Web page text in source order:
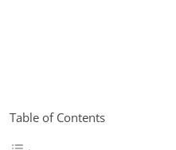
Table of Contents